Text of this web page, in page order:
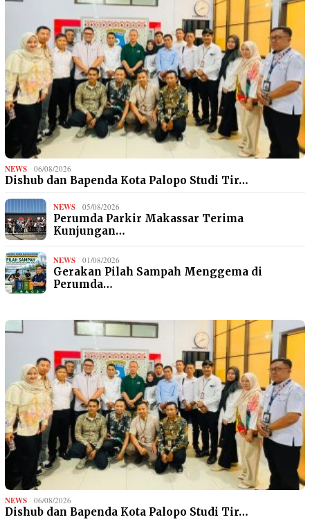
NEWS 06/08/2026
Dishub dan Bapenda Kota Palopo Studi Tir…
NEWS 05/08/2026
Perumda Parkir Makassar Terima
Kunjungan…
NEWS 01/08/2026
Gerakan Pilah Sampah Menggema di
Perumda…
NEWS 06/08/2026
Dishub dan Bapenda Kota Palopo Studi Tir…